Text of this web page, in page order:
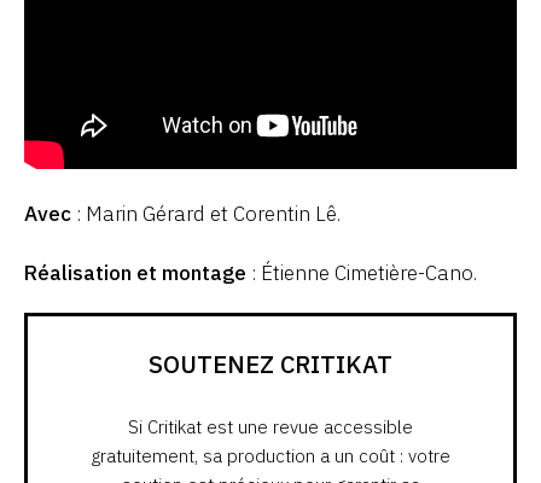
Avec : Marin Gérard et Corentin Lê.
Réalisation et montage : Étienne Cimetière-Cano.
SOUTENEZ CRITIKAT
Si Critikat est une revue accessible
gratuitement, sa production a un coût : votre